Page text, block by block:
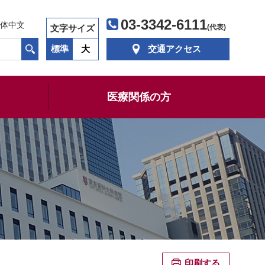
中文 文字サイズ
標準 大
03-3342-6111(代表)
交通アクセス
医療関係の方
印刷する